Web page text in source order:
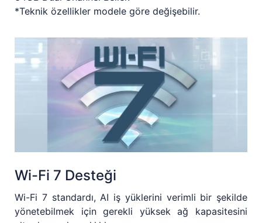
*Teknik özellikler modele göre değişebilir.
Wi-Fi 7 Desteği
Wi-Fi 7 standardı, AI iş yüklerini verimli bir şekilde
yönetebilmek için gerekli yüksek ağ kapasitesini